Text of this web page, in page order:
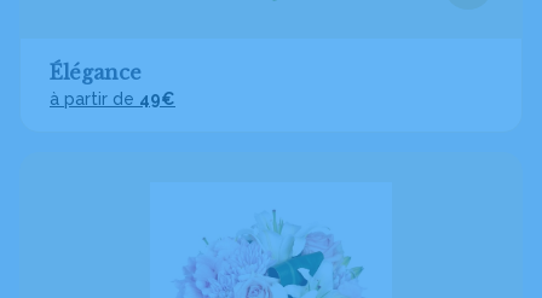
Élégance
à partir de 49€